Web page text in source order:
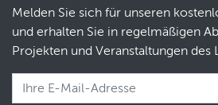
Melden Sie sich für unseren
und erhalten Sie in regelmäßigen
Projekten und Veranstaltungen des